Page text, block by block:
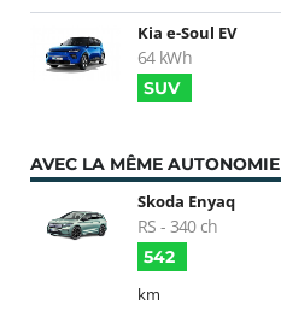
Kia e-Soul EV
64 kWh
SUV
AVEC LA MÊME AUTONOMIE
Skoda Enyaq
RS - 340 ch
542
km